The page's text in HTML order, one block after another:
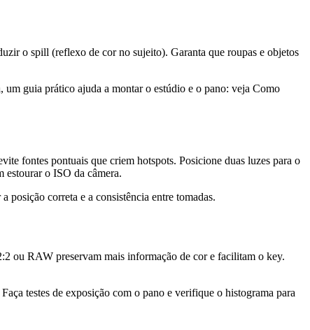
o spill (reflexo de cor no sujeito). Garanta que roupas e objetos
um guia prático ajuda a montar o estúdio e o pano: veja Como
fontes pontuais que criem hotspots. Posicione duas luzes para o
estourar o ISO da câmera.
posição correta e a consistência entre tomadas.
ou RAW preservam mais informação de cor e facilitam o key.
testes de exposição com o pano e verifique o histograma para